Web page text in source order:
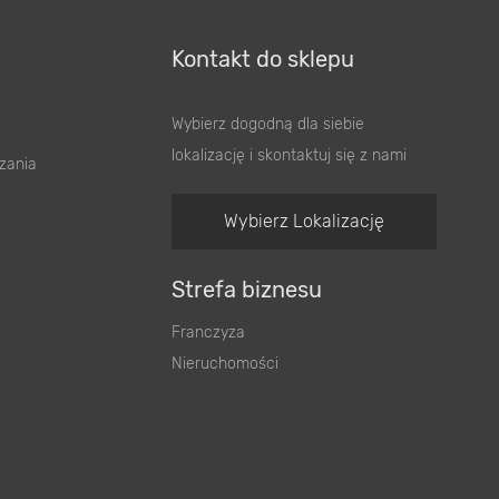
lokalizację i skontaktuj się z nami
Nieruchomości